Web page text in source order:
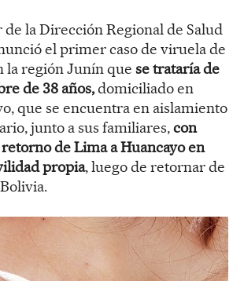
la Dirección Regional de Salud
el primer caso de viruela de
la región Junín que se trataría de
de 38 años,domiciliado en
que se encuentra en aislamiento
junto a sus familiares,con
de Lima a Huancayo en
propia, luego de retornar de